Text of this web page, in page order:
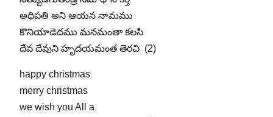
అధిపతి అని ఆయన నామము
కొనియాడెదము మనమంతా కలసి
దేవ దేవుని హృదయమంత తెరచి (2)
happy christmas
merry christmas
we wish you All a